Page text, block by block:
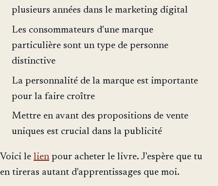
plusieurs années dans le marketing digital
Les consommateurs d'une marque
particulière sont un type de personne
distinctive
La personnalité de la marque est importante
pour la faire croître
Mettre en avant des propositions de vente
uniques est crucial dans la publicité
Voici le lienpour acheter le livre. J'espère que tu
en tireras autant d'apprentissages que moi.